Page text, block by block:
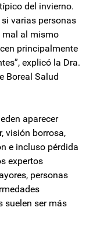
del invierno.
varias personas
mal al mismo
principalmente
explicó la Dra.
Boreal Salud
aparecer
visión borrosa,
e incluso pérdida
expertos
personas
suelen ser más